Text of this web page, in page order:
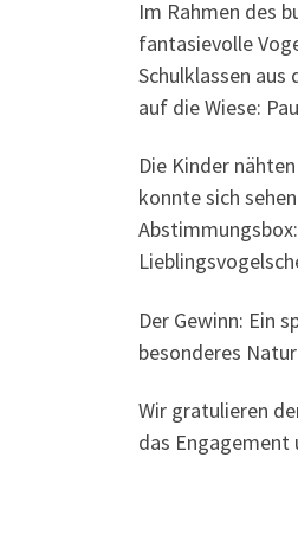
Im Rahmen des
fantasievolle
Schulklassen
auf die Wiese:
Die Kinder
konnte sich
Der Gewinn: Ein
besonderes
Wir gratulieren
das Engagement